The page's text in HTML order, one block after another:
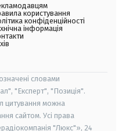
користування
конфіденційності
інформація
словами
"Експерт", "Позиція".
цитування можна
сайтом. Усі права
"Люкс"», 24